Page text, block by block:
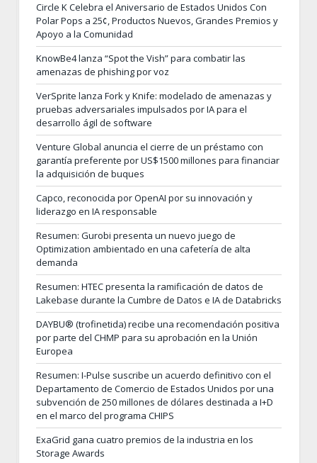
Circle K Celebra el Aniversario de Estados Unidos Con
Polar Pops a 25¢, Productos Nuevos, Grandes Premios y
Apoyo a la Comunidad
KnowBe4 lanza “Spot the Vish” para combatir las
amenazas de phishing por voz
VerSprite lanza Fork y Knife: modelado de amenazas y
pruebas adversariales impulsados por IA para el
desarrollo ágil de software
Venture Global anuncia el cierre de un préstamo con
garantía preferente por US$1500 millones para financiar
la adquisición de buques
Capco, reconocida por OpenAI por su innovación y
liderazgo en IA responsable
Resumen: Gurobi presenta un nuevo juego de
Optimization ambientado en una cafetería de alta
demanda
Resumen: HTEC presenta la ramificación de datos de
Lakebase durante la Cumbre de Datos e IA de Databricks
DAYBU® (trofinetida) recibe una recomendación positiva
por parte del CHMP para su aprobación en la Unión
Europea
Resumen: I-Pulse suscribe un acuerdo definitivo con el
Departamento de Comercio de Estados Unidos por una
subvención de 250 millones de dólares destinada a I+D
en el marco del programa CHIPS
ExaGrid gana cuatro premios de la industria en los
Storage Awards